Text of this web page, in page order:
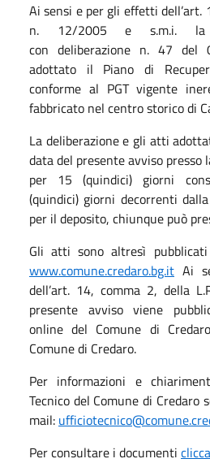
Ai sensi e per gli effetti dell’art.
n. 12/2005 e s.m.i. la
con deliberazione n. 47 del
adottato il Piano di
conforme al PGT vigente
fabbricato nel centro storico di
La deliberazione e gli atti
data del presente avviso presso
per 15 (quindici) giorni
(quindici) giorni decorrenti
per il deposito, chiunque può
Gli atti sono altresì
www.comune.credaro.bg.it Ai
dell’art. 14, comma 2, della
presente avviso viene
online del Comune di
Comune di Credaro.
Per informazioni e
Tecnico del Comune di Credaro
mail:
Per consultare i documenti